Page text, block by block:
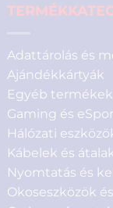
Adattárolás és
Ajándékkártyák
Egyéb termékek
Gaming és
Hálózati
Kábelek és
Nyomtatás és
Okoseszközök